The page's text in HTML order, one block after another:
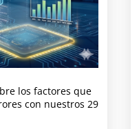
los factores que
con nuestros 29